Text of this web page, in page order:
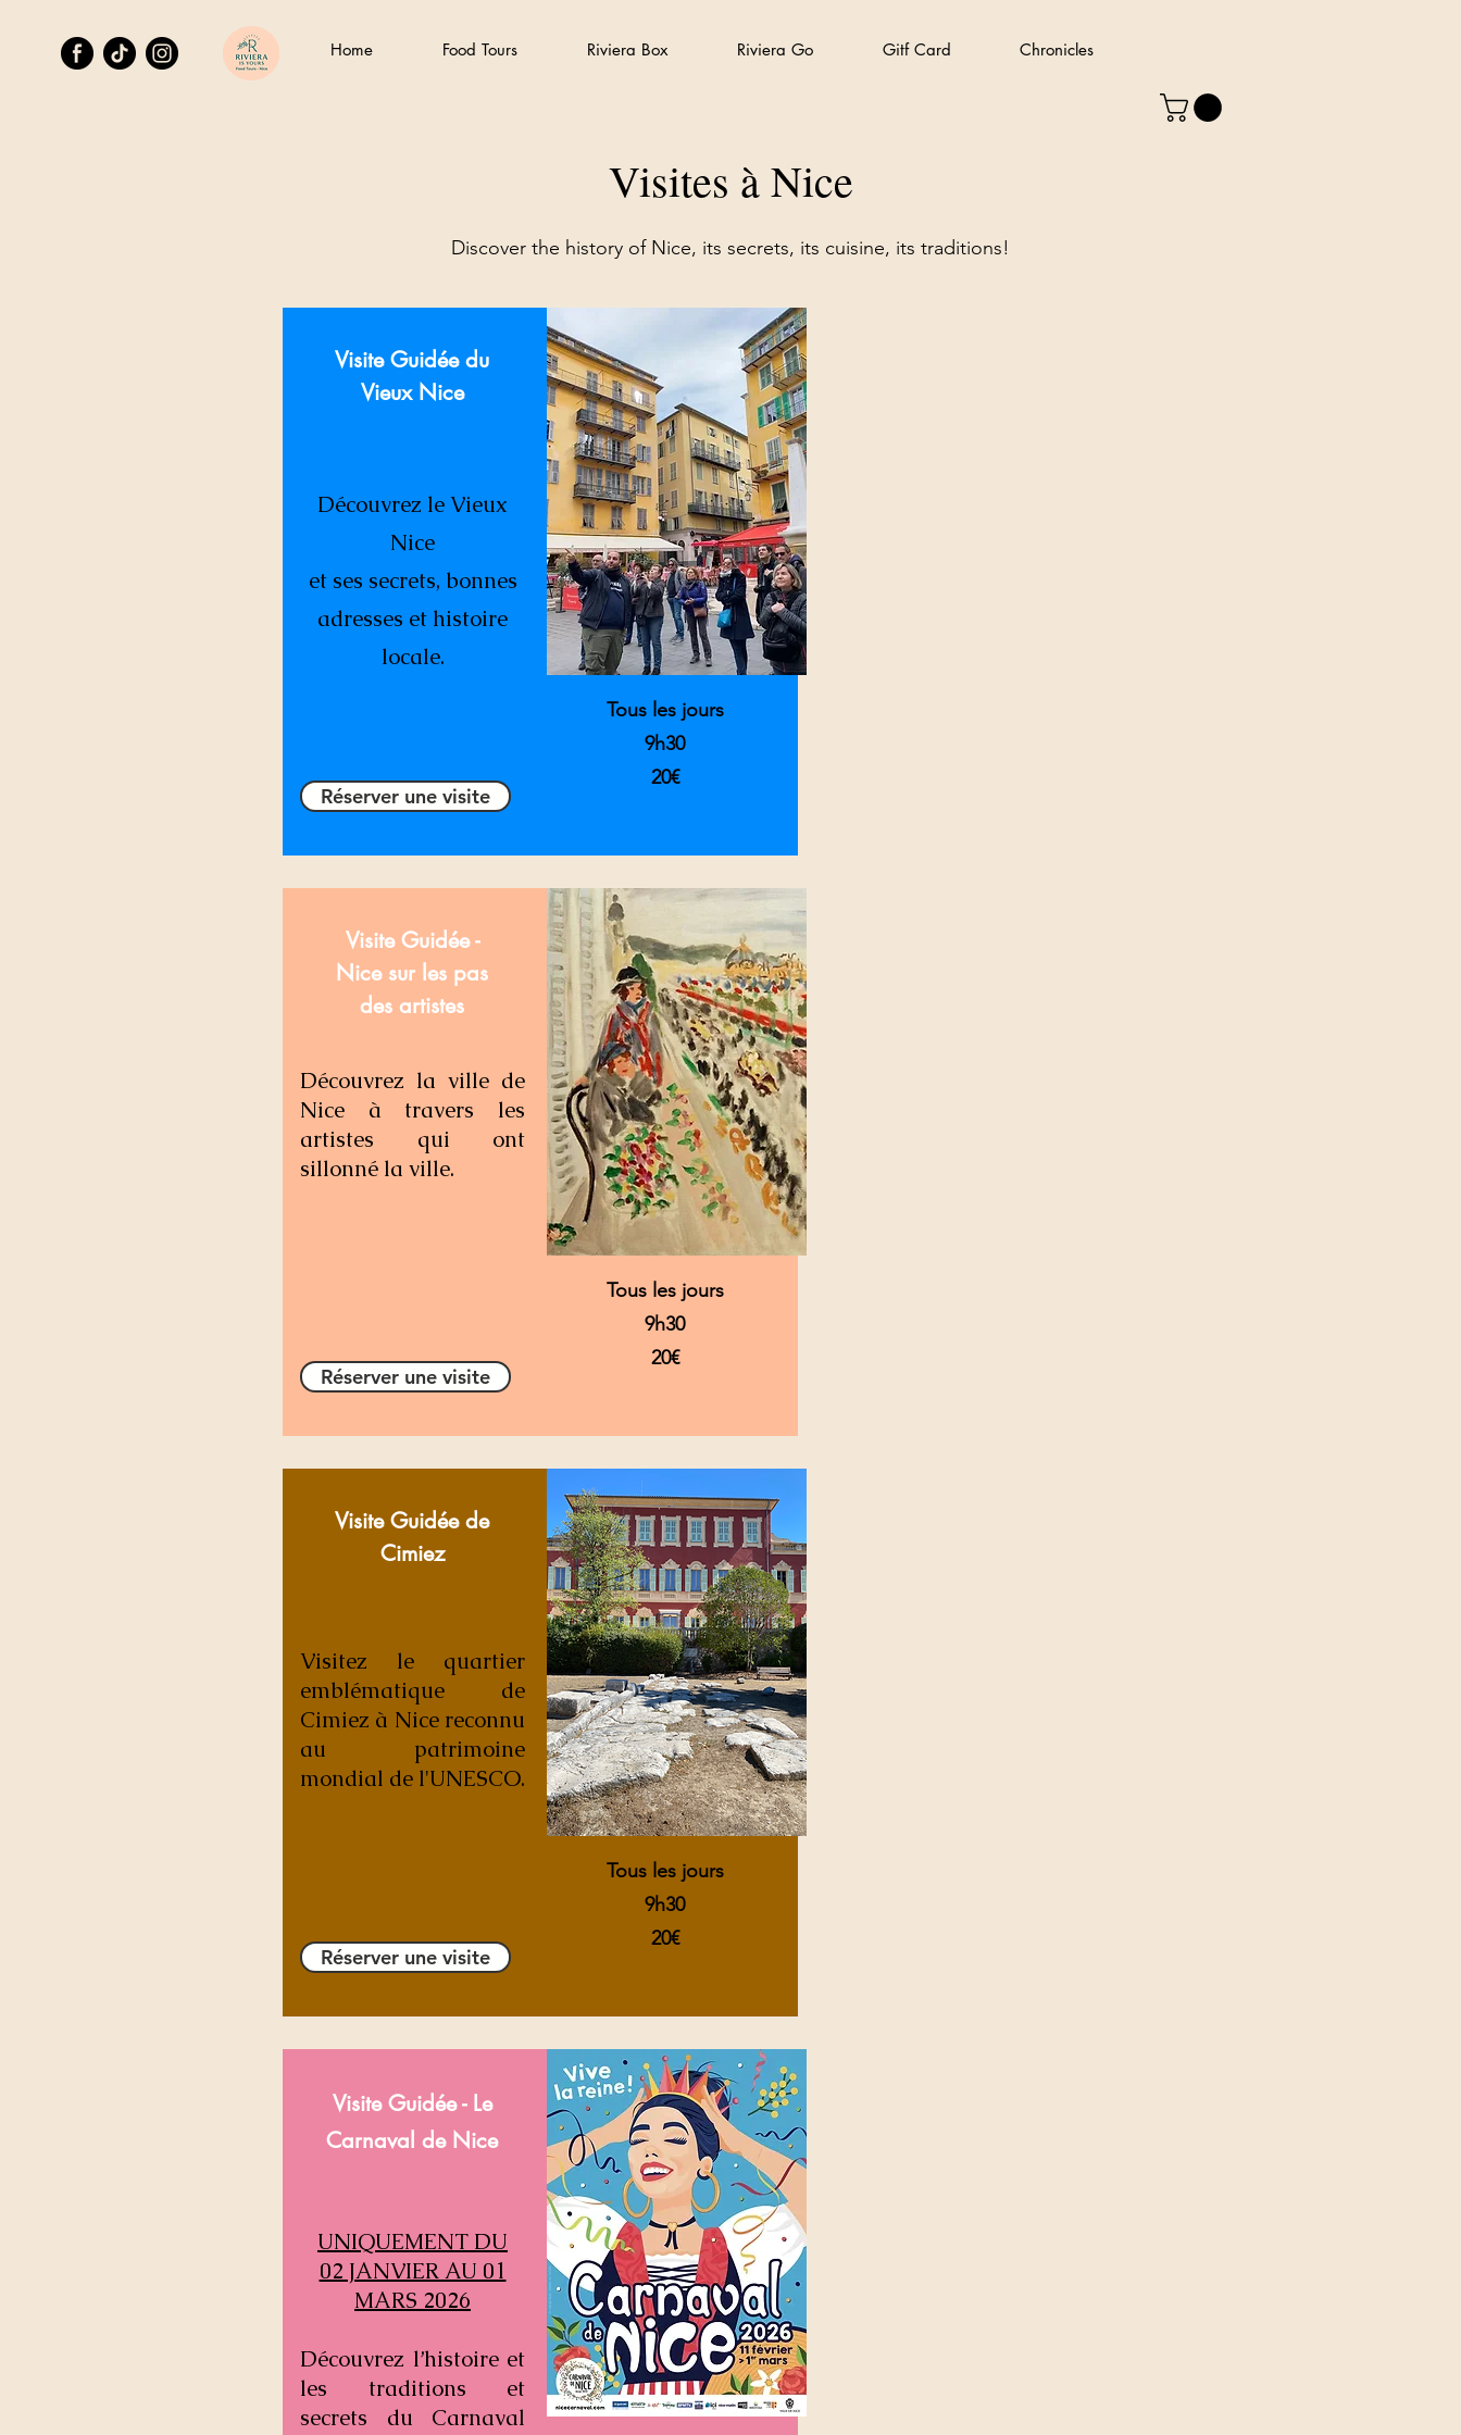
Home Food Tours Riviera Box Riviera Go Gitf Card Chronicles
Visites à Nice
Discover the history of Nice, its secrets, its cuisine, its traditions!
Visite Guidée du
Vieux Nice
Découvrez le Vieux
Nice
et ses secrets, bonnes
adresses et histoire
locale.
Réserver une visite
Tous les jours
9h30
20€
Visite Guidée -
Nice sur les pas
des artistes
Découvrez la ville de
Nice à travers les
artistes qui ont
sillonné la ville.
Réserver une visite
Tous les jours
9h30
20€
Visite Guidée de
Cimiez
Visitez le quartier
emblématique de
Cimiez à Nice reconnu
au patrimoine
mondial de l'UNESCO.
Réserver une visite
Tous les jours
9h30
20€
Visite Guidée - Le
Carnaval de Nice
UNIQUEMENT DU
02 JANVIER AU 01
MARS 2026
Découvrez l’histoire et
les traditions et
secrets du Carnaval